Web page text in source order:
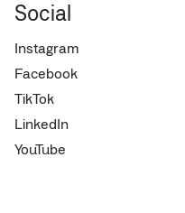
Social
Instagram
Facebook
TikTok
LinkedIn
YouTube